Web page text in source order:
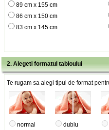
89 cm x 155 cm
86 cm x 150 cm
83 cm x 145 cm
2. Alegeti formatul tabloului
Te rugam sa alegi tipul de format
normal dublu